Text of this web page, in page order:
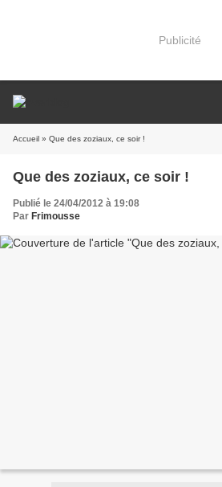
Publicité
Accueil » Que des zoziaux, ce soir !
Que des zoziaux, ce soir !
Publié le 24/04/2012 à 19:08
Par Frimousse